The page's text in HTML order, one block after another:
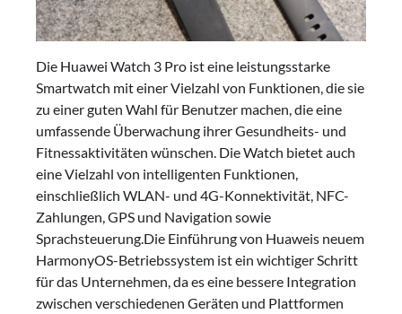
Die Huawei Watch 3 Pro ist eine leistungsstarke
Smartwatch mit einer Vielzahl von Funktionen, die sie
zu einer guten Wahl für Benutzer machen, die eine
umfassende Überwachung ihrer Gesundheits- und
Fitnessaktivitäten wünschen. Die Watch bietet auch
eine Vielzahl von intelligenten Funktionen,
einschließlich WLAN- und 4G-Konnektivität, NFC-
Zahlungen, GPS und Navigation sowie
Sprachsteuerung.Die Einführung von Huaweis neuem
HarmonyOS-Betriebssystem ist ein wichtiger Schritt
für das Unternehmen, da es eine bessere Integration
zwischen verschiedenen Geräten und Plattformen